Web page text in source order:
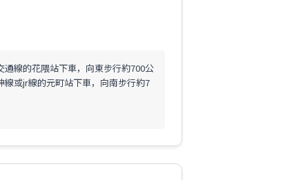
通線的花隈站下車，向東步行約700公
線或jr線的元町站下車，向南步行約7